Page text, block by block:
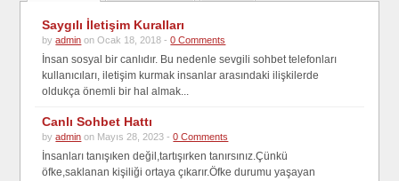
Saygılı İletişim Kuralları
byadmin on Ocak 18, 2018 -0 Comments
İnsan sosyal bir canlıdır. Bu nedenle sevgili sohbet telefonları
kullanıcıları, iletişim kurmak insanlar arasındaki ilişkilerde
oldukça önemli bir hal almak...
Canlı Sohbet Hattı
byadmin on Mayıs 28, 2023 -0 Comments
İnsanları tanışıken değil,tartışırken tanırsınız.Çünkü
öfke,saklanan kişiliği ortaya çıkarır.Öfke durumu yaşayan